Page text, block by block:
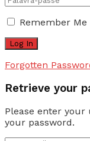
Remember Me
Forgotten
Retrieve your
Please enter
your password.